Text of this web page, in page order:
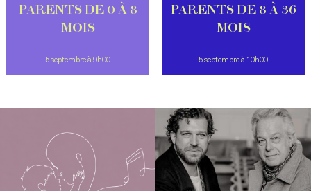
PARENTS DE 0 À 8
MOIS
5 septembre à 9h00
PARENTS DE 8 À 36
MOIS
5 septembre à 10h00